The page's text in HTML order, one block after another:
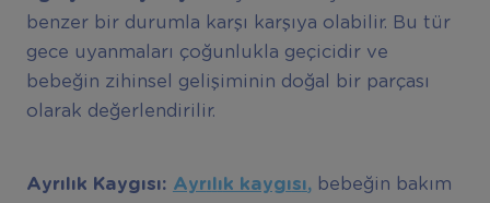
benzer bir durumla karşı karşıya olabilir. Bu tür
gece uyanmaları çoğunlukla geçicidir ve
bebeğin zihinsel gelişiminin doğal bir parçası
olarak değerlendirilir.
Ayrı ı k Kaygısı: Ayrı ı k kaygısı,bebeğin bakım